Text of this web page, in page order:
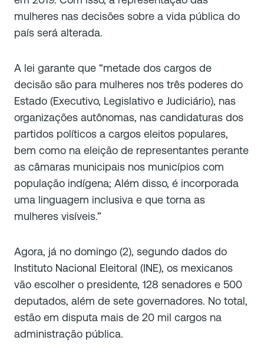
mulheres nas decisões sobre a vida pública do
país será alterada.
A lei garante que “metade dos cargos de
decisão são para mulheres nos três poderes do
Estado (Executivo, Legislativo e Judiciário), nas
organizações autônomas, nas candidaturas dos
partidos políticos a cargos eleitos populares,
bem como na eleição de representantes perante
as câmaras municipais nos municípios com
população indígena; Além disso, é incorporada
uma linguagem inclusiva e que torna as
mulheres visíveis.”
Agora, já no domingo (2), segundo dados do
Instituto Nacional Eleitoral (INE), os mexicanos
vão escolher o presidente, 128 senadores e 500
deputados, além de sete governadores. No total,
estão em disputa mais de 20 mil cargos na
administração pública.